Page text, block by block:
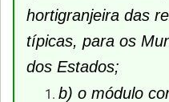
hortigranjeira das
típicas, para os
dos Estados;
b) o módulo